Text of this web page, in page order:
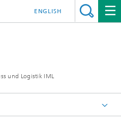
und Logistik IML
ENGLISH